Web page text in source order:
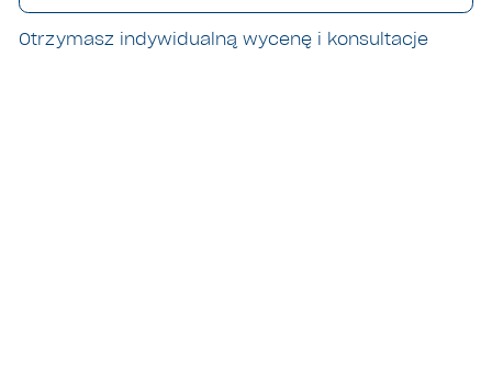
Otrzymasz indywidualną wycenę i konsultacje